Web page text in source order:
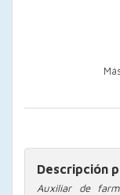
Descripción
Auxiliar de